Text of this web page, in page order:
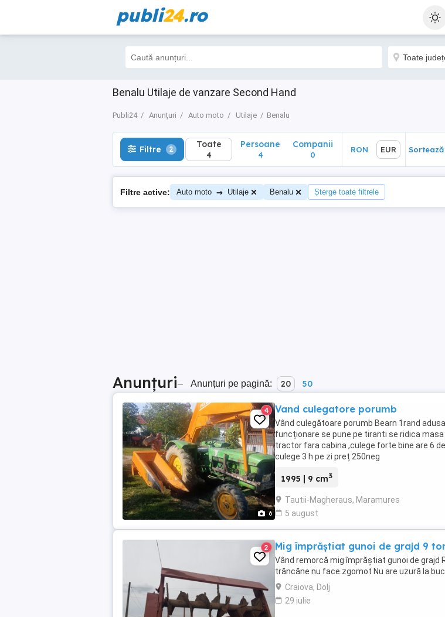
publi24.ro
Benalu Utilaje de vanzare Second Hand
Publi24 Anunțuri Auto moto Utilaje Benalu
Filtre 2 Toate
4
Sortează
Filtre 2 Toate
4
Persoane
4
Companii
0
RON EUR Sortează
Filtre active: Auto moto → Utilaje Benalu Șterge toate filtrele
Anunțuri– Anunțuri pe pagină: 20 50
6
4 Vand culegatore porumb
Vând culegătoare porumb Bearn 1rand
funcționare se pune pe tiranti se ridica
tractor fara cabina ,culege forte bine are 6
culege 3 h pe zi preț 250neg
1995 | 9 cm3
Tautii-Magheraus, Maramures
5 august
2 Mig împrăștiat gunoi de grajd 9
Vând remorcă mig împrăștiat gunoi de grajd
trăncăne nu face zgomot Nu are uzură la
Craiova, Dolj
29 iulie